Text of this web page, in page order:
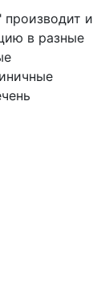
и
в разные